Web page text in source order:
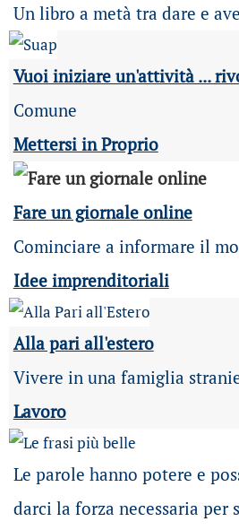
Un libro a metà tra dare e
Vuoi iniziare un'attività ...
Comune
Mettersi in Proprio
Fare un giornale online
Cominciare a informare il
Idee imprenditoriali
Alla pari all'estero
Vivere in una famiglia
Lavoro
Le parole hanno potere e
darci la forza necessaria per